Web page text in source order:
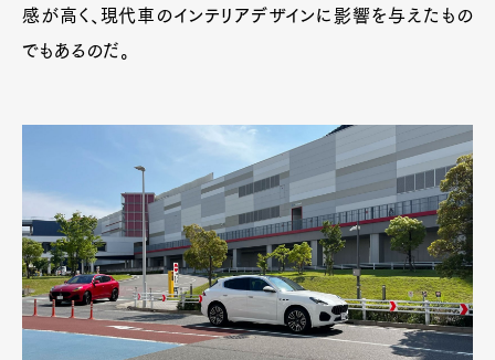
感が高く、現代車のインテリアデザインに影響を与えたもの
でもあるのだ。